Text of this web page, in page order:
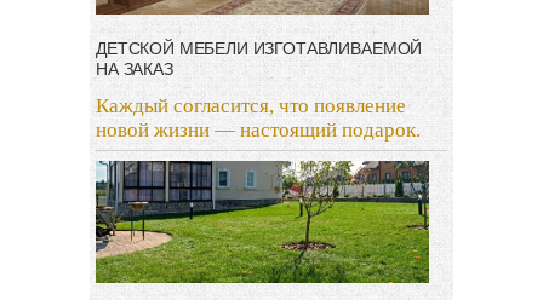
ДЕТСКОЙ МЕБЕЛИ ИЗГОТАВЛИВАЕМОЙ
НА ЗАКАЗ
Каждый согласится, что появление
новой жизни — настоящий подарок.